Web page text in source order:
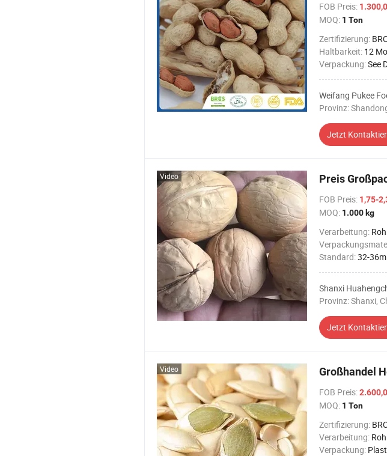
FOB Preis:
MOQ: 1 Ton
Zertifizierung:
Haltbarkeit: 12
Verpackung:See
Weifang Pukee
Provinz:
Jetzt
Preis
FOB Preis: 1,75-
MOQ: 1.000 kg
Verarbeitung: Roh
Standard:32-
Shanxi
Provinz: Shanxi,
Jetzt
Video
Großhandel
FOB Preis:
MOQ: 1 Ton
Zertifizierung:
Verarbeitung: Roh
Verpackung:
Video